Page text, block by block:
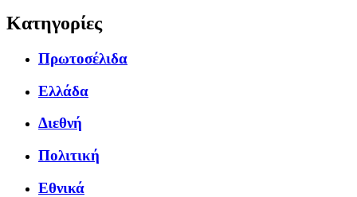
Κατηγορίες
Πρωτοσέλιδα
Ελλάδα
Διεθνή
Πολιτική
Εθνικά